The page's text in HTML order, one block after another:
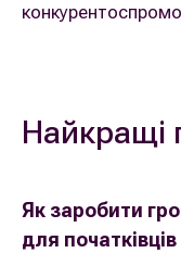
Найкращі
Як заробити
для початківців